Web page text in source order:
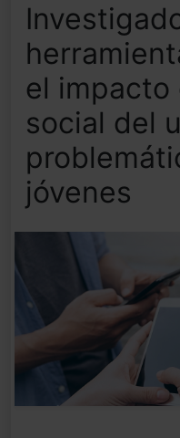
el impacto
social del
jóvenes